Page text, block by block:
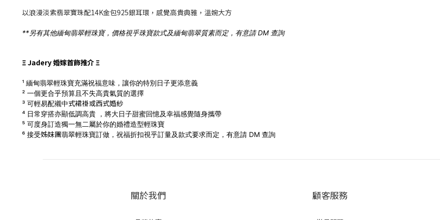
以浪漫淡紫翡翠寶珠配14K金包925銀耳環，感覺高貴典雅，溫婉大方
**另有其他緬甸翡翠輕珠寶，價格視乎珠寶款式及緬甸翡翠質素而定，有意請 DM 查詢
Ξ Jadery 婚嫁首飾推介 Ξ
¹ 緬甸翡翠輕珠寶充滿祝福意味，讓你的特別日子更添意義
² 一個更合乎預算且不失高貴氣質的選擇
³ 可輕易配襯中式裙褂或西式婚紗
⁴ 日常穿搭亦顯低調高貴 ，將大日子甜蜜回憶及幸福感覺隨身攜帶
⁵ 可度身訂造獨一無二屬於你的婚禮造型輕珠寶
⁶ 接受姊妹團翡翠輕珠寶訂做， 祝福折扣視乎訂量及款式要求而定，有意請 DM 查詢
關於我們 顧客服務